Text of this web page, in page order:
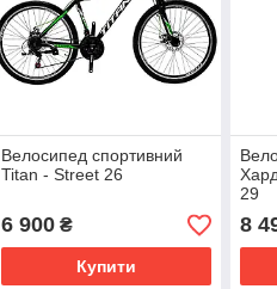
Велосипед спортивний
Titan - Street 26
6 900₴
Купити
29
8